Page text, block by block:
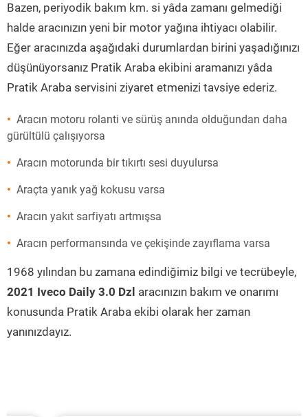
Bazen, periyodik bakım km. si yâda zamanı gelmediği
halde aracınızın yeni bir motor yağına ihtiyacı olabilir.
Eğer aracınızda aşağıdaki durumlardan birini yaşadığınızı
düşünüyorsanız Pratik Araba ekibini aramanızı yâda
Pratik Araba servisini ziyaret etmenizi tavsiye ederiz.
Aracın motoru rolanti ve sürüş anında olduğundan daha
gürültülü çalışıyorsa
Aracın motorunda bir tıkırtı sesi duyulursa
Araçta yanık yağ kokusu varsa
Aracın yakıt sarfiyatı artmışsa
Aracın performansında ve çekişinde zayıflama varsa
1968 yılından bu zamana edindiğimiz bilgi ve tecrübeyle,
2021 Iveco Daily 3.0 Dzl aracınızın bakım ve onarımı
konusunda Pratik Araba ekibi olarak her zaman
yanınızdayız.